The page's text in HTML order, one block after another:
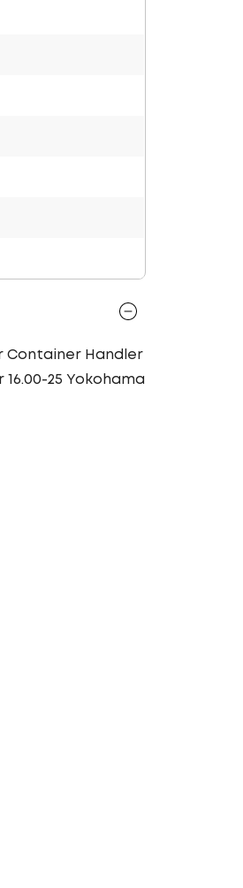
Container Handler
25 Yokohama